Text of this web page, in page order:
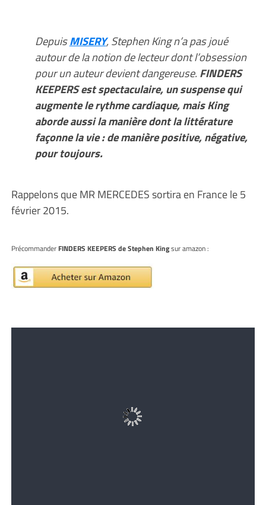
DepuisMISERY, Stephen King n’a pas joué
autour de la notion de lecteur dont l’obsession
pour un auteur devient dangereuse. FINDERS
KEEPERS est spectaculaire, un suspense qui
augmente le rythme cardiaque, mais King
aborde aussi la manière dont la littérature
façonne la vie : de manière positive, négative,
pour toujours.
Rappelons que MR MERCEDES sortira en France le 5
février 2015.
Précommander FINDERS KEEPERS de Stephen Kingsur amazon :